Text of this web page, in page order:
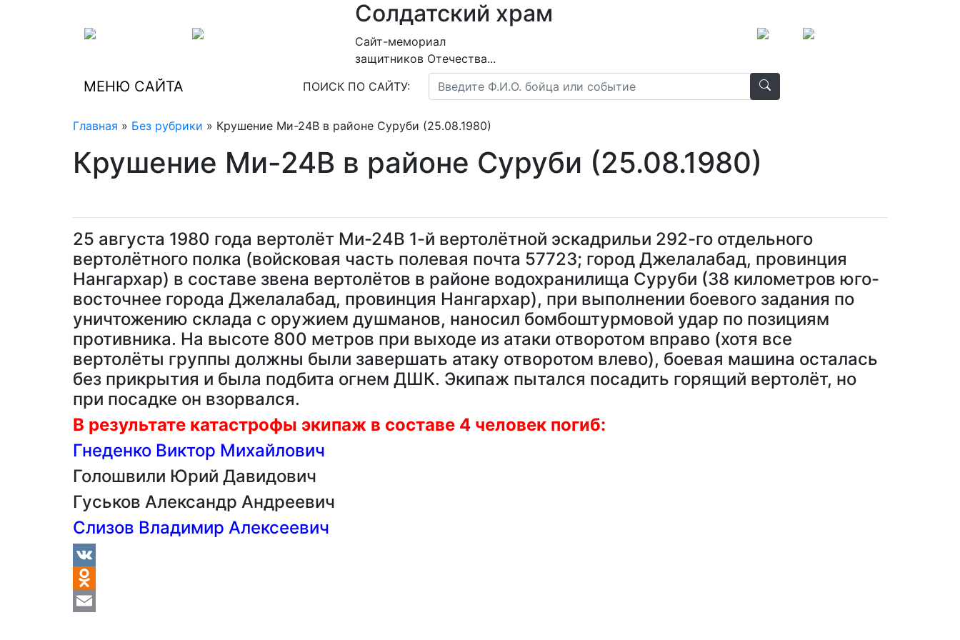
Солдатский храм
Сайт-мемориал
защитников Отечества...
МЕНЮ САЙТА ПОИСК ПО САЙТУ:
Главная » Без рубрики » Крушение Ми-24В в районе Суруби (25.08.1980)
Крушение Ми-24В в районе Суруби (25.08.1980)
25 августа 1980 года вертолёт Ми-24В 1-й вертолётной эскадрильи 292-го отдельного
вертолётного полка (войсковая часть полевая почта 57723; город Джелалабад, провинция
Нангархар) в составе звена вертолётов в районе водохранилища Суруби (38 километров юго-
восточнее города Джелалабад, провинция Нангархар), при выполнении боевого задания по
уничтожению склада с оружием душманов, наносил бомбоштурмовой удар по позициям
противника. На высоте 800 метров при выходе из атаки отворотом вправо (хотя все
вертолёты группы должны были завершать атаку отворотом влево), боевая машина осталась
без прикрытия и была подбита огнем ДШК. Экипаж пытался посадить горящий вертолёт, но
при посадке он взорвался.
В результате катастрофы экипаж в составе 4 человек погиб:
Гнеденко Виктор Михайлович
Голошвили Юрий Давидович
Гуськов Александр Андреевич
Слизов Владимир Алексеевич
VK
Odnoklassniki